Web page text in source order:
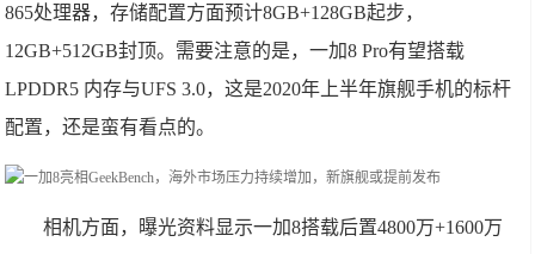
865处理器，存储配置方面预计8GB+128GB起步，
12GB+512GB封顶。需要注意的是，一加8 Pro有望搭载
LPDDR5 内存与UFS 3.0，这是2020年上半年旗舰手机的标杆
配置，还是蛮有看点的。
相机方面，曝光资料显示一加8搭载后置4800万+1600万